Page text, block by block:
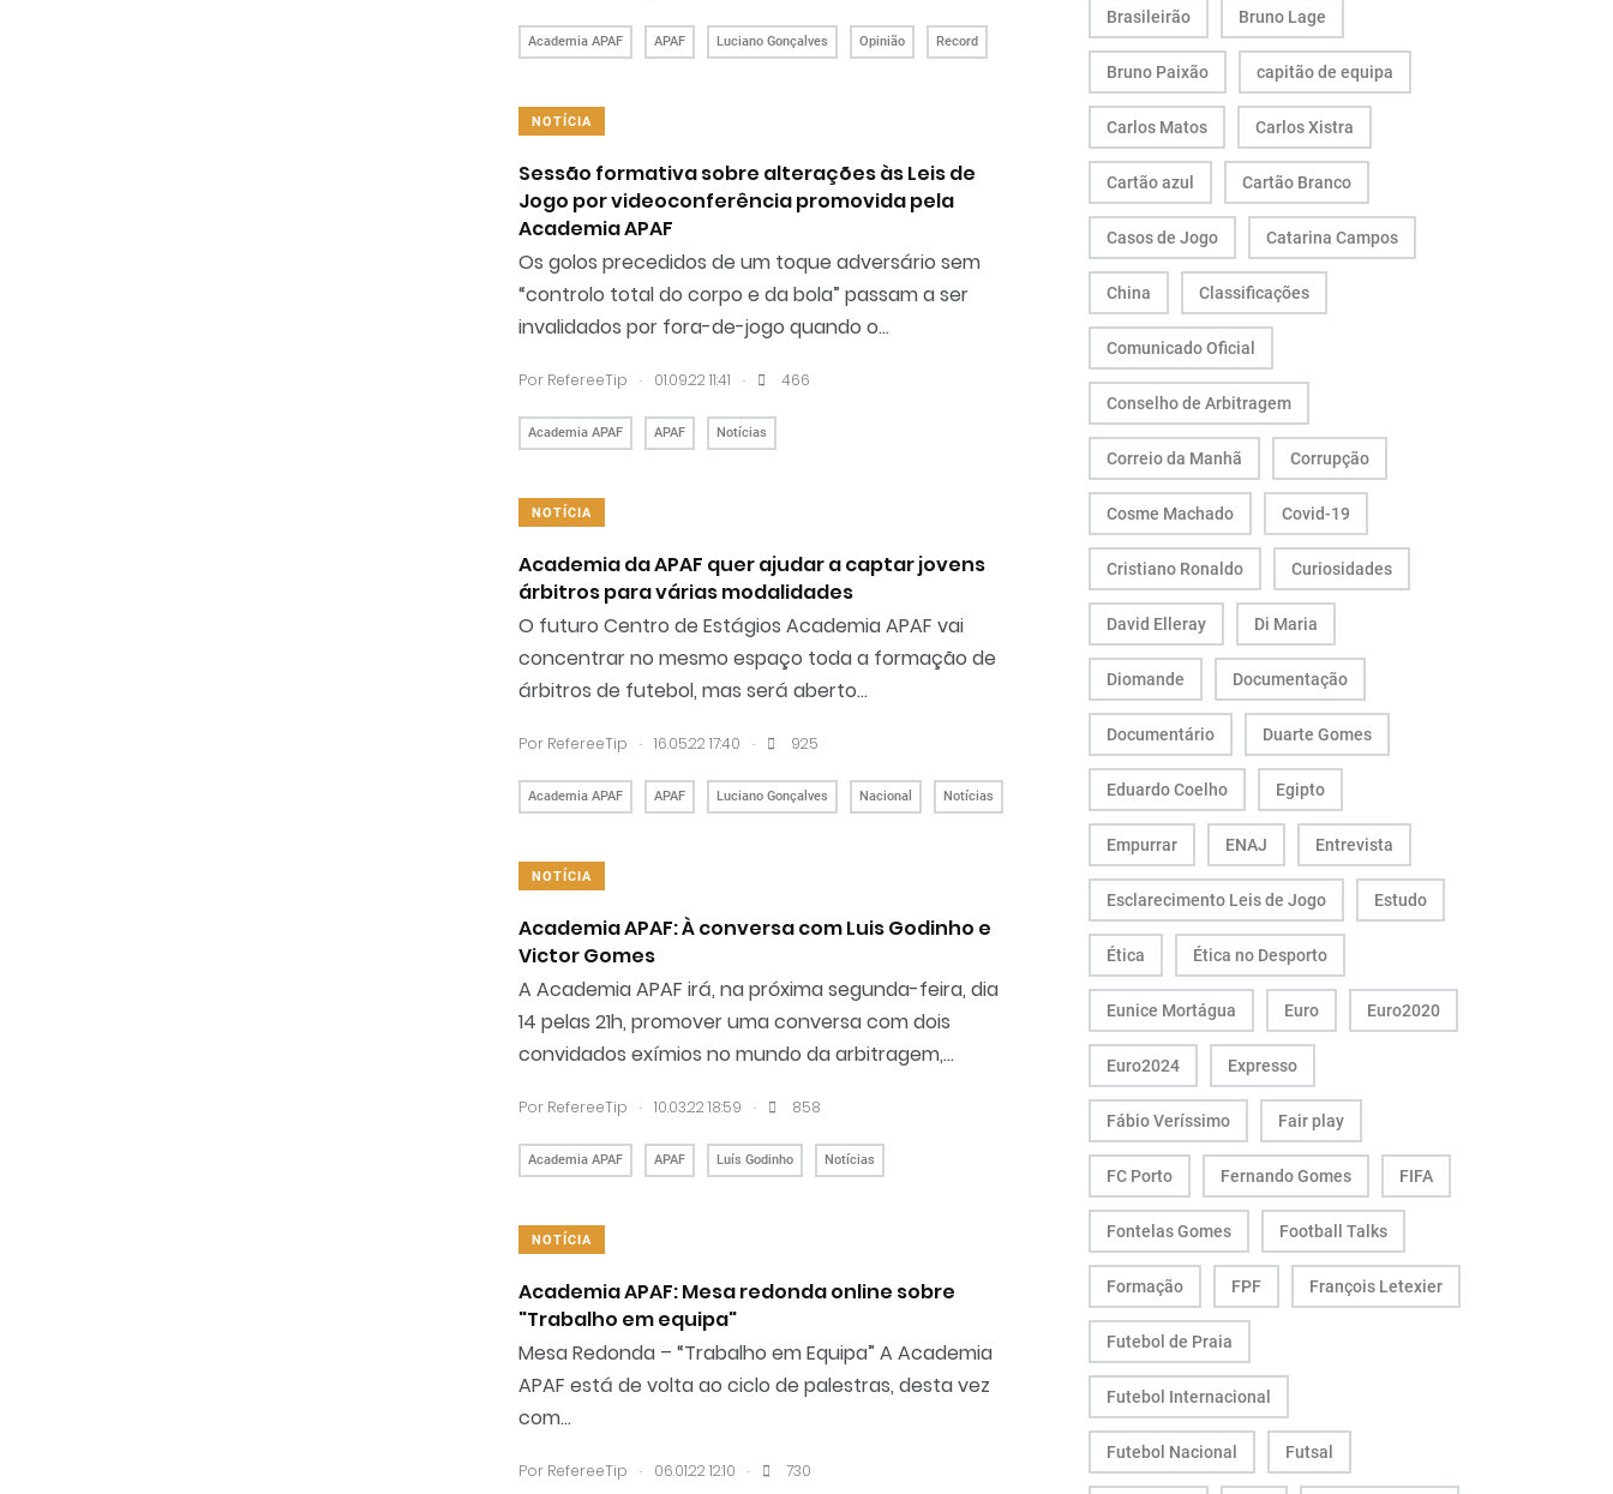
Academia APAF APAF Luciano Gonçalves Opinião Record
NOTÍCIA
Sessão formativa sobre alterações às Leis de
Jogo por videoconferência promovida pela
Academia APAF
Os golos precedidos de um toque adversário sem
“controlo total do corpo e da bola” passam a ser
invalidados por fora-de-jogo quando o...
Por RefereeTip . 01.09.22 11:41 . 466
Academia APAF APAF Notícias
NOTÍCIA
Academia da APAF quer ajudar a captar jovens
árbitros para várias modalidades
O futuro Centro de Estágios Academia APAF vai
concentrar no mesmo espaço toda a formação de
árbitros de futebol, mas será aberto...
Por RefereeTip . 16.05.22 17:40 . 925
Academia APAF APAF Luciano Gonçalves Nacional Notícias
NOTÍCIA
Academia APAF: À conversa com Luis Godinho e
Victor Gomes
A Academia APAF irá, na próxima segunda-feira, dia
14 pelas 21h, promover uma conversa com dois
convidados exímios no mundo da arbitragem,...
Por RefereeTip . 10.03.22 18:59 . 858
Academia APAF APAF Luís Godinho Notícias
NOTÍCIA
Academia APAF: Mesa redonda online sobre
"Trabalho em equipa"
Mesa Redonda – “Trabalho em Equipa” A Academia
APAF está de volta ao ciclo de palestras, desta vez
com...
Por RefereeTip . 06.01.22 12:10 . 730
Brasileirão Bruno Lage
Bruno Paixão capitão de equipa
Carlos Matos Carlos Xistra
Cartão azul Cartão Branco
Casos de Jogo Catarina Campos
China Classificações
Comunicado Oficial
Conselho de Arbitragem
Correio da Manhã Corrupção
Cosme Machado Covid-19
Cristiano Ronaldo Curiosidades
David Elleray Di Maria
Diomande Documentação
Documentário Duarte Gomes
Eduardo Coelho Egipto
Empurrar ENAJ Entrevista
Esclarecimento Leis de Jogo Estudo
Ética Ética no Desporto
Eunice Mortágua Euro Euro2020
Euro2024 Expresso
Fábio Veríssimo Fair play
FC Porto Fernando Gomes FIFA
Fontelas Gomes Football Talks
Formação FPF François Letexier
Futebol de Praia
Futebol Internacional
Futebol Nacional Futsal